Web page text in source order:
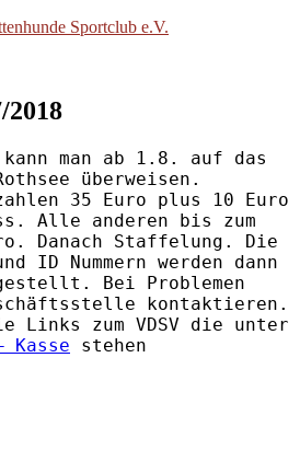
Sportclub e.V.
2018
man ab 1.8. auf das
überweisen.
35 Euro plus 10 Euro
Alle anderen bis zum
Danach Staffelung. Die
ID Nummern werden dann
Bei Problemen
kontaktieren.
Links zum VDSV die unter
stehen